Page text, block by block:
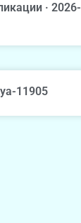
· 2026-
11905